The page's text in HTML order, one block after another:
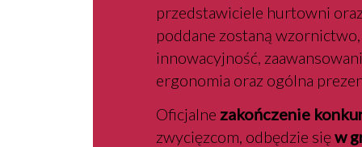
przedstawiciele hurtowni
poddane zostaną
innowacyjność,
ergonomia oraz ogólna
Oficjalne zakończenie
zwycięzcom, odbędzie sięw